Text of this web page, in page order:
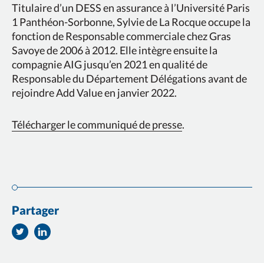
Titulaire d’un DESS en assurance à l’Université Paris
1 Panthéon-Sorbonne, Sylvie de La Rocque occupe la
fonction de Responsable commerciale chez Gras
Savoye de 2006 à 2012. Elle intègre ensuite la
compagnie AIG jusqu’en 2021 en qualité de
Responsable du Département Délégations avant de
rejoindre Add Value en janvier 2022.
Télécharger le communiqué de presse.
Partager
Partager
sur
Partager
sur